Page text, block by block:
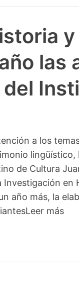
las
a los
de Cultura
Investigación en
año más, la
Leer más